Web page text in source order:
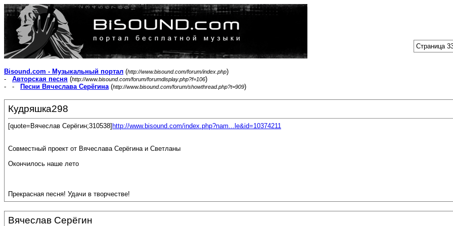
Страница
Bisound.com - Музыкальный портал (http://www.bisound.com/forum/index.php)
- Авторская песня (http://www.bisound.com/forum/forumdisplay.php?f=106)
- -
Песни Вячеслава Серёгина(http://www.bisound.com/forum/showthread.php?t=909)
Кудряшка298
[quote=Вячеслав Серёгин;310538] http://www.bisound.com/index.php?nam...le&id=10374211
Совместный проект от Вячеслава Серёгина и Светланы
Окончилось наше лето
Прекрасная песня! Удачи в творчестве!
Вячеслав Серёгин